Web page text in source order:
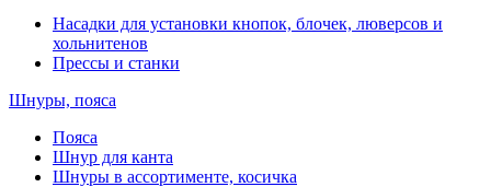
Насадки для установки кнопок, блочек, люверсов и
хольнитенов
Прессы и станки
Шнуры, пояса
Пояса
Шнур для канта
Шнуры в ассортименте, косичка